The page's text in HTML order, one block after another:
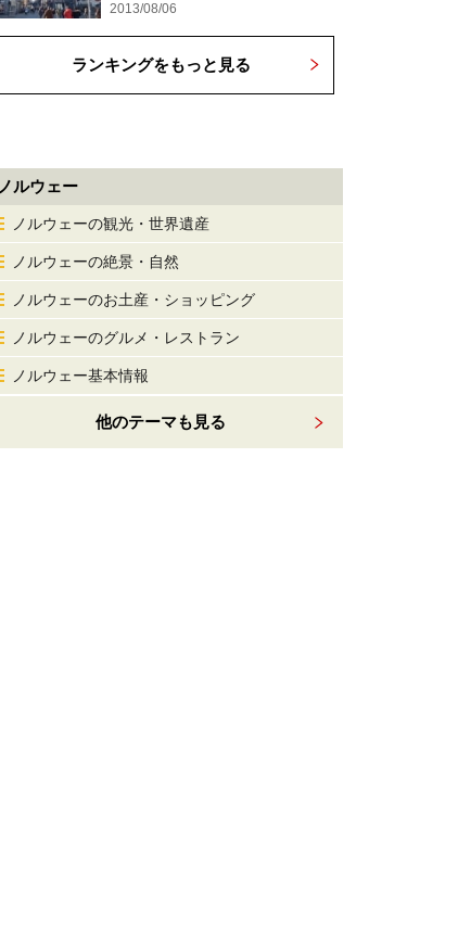
2013/08/06
ランキングをもっと見る
ノルウェー
ノルウェーの観光・世界遺産
ノルウェーの絶景・自然
ノルウェーのお土産・ショッピング
ノルウェーのグルメ・レストラン
ノルウェー基本情報
他のテーマも見る